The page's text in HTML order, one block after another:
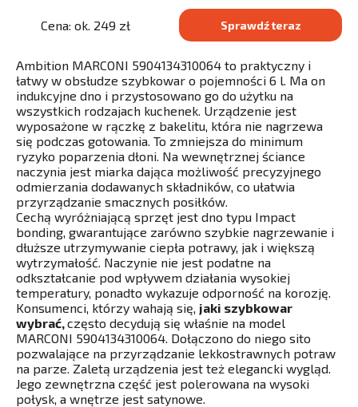
Cena: ok. 249 zł Sprawdź teraz
Ambition MARCONI 5904134310064 to praktyczny i
łatwy w obsłudze szybkowar o pojemności 6 l. Ma on
indukcyjne dno i przystosowano go do użytku na
wszystkich rodzajach kuchenek. Urządzenie jest
wyposażone w rączkę z bakelitu, która nie nagrzewa
się podczas gotowania. To zmniejsza do minimum
ryzyko poparzenia dłoni. Na wewnętrznej ściance
naczynia jest miarka dająca możliwość precyzyjnego
odmierzania dodawanych składników, co ułatwia
przyrządzanie smacznych posiłków.
Cechą wyróżniającą sprzęt jest dno typu Impact
bonding, gwarantujące zarówno szybkie nagrzewanie i
dłuższe utrzymywanie ciepła potrawy, jak i większą
wytrzymałość. Naczynie nie jest podatne na
odkształcanie pod wpływem działania wysokiej
temperatury, ponadto wykazuje odporność na korozję.
Konsumenci, którzy wahają się, jaki szybkowar
wybrać,często decydują się właśnie na model
MARCONI 5904134310064. Dołączono do niego sito
pozwalające na przyrządzanie lekkostrawnych potraw
na parze. Zaletą urządzenia jest też elegancki wygląd.
Jego zewnętrzna część jest polerowana na wysoki
połysk, a wnętrze jest satynowe.